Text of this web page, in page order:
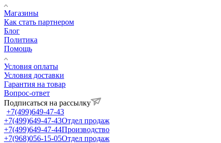
Магазины
Как стать партнером
Блог
Политика
Помощь
Условия оплаты
Условия доставки
Гарантия на товар
Вопрос-ответ
Подписаться на рассылку
+7(499)649-47-43
+7(499)649-47-43Отдел продаж
+7(499)649-47-44Производство
+7(968)056-15-05Отдел продаж